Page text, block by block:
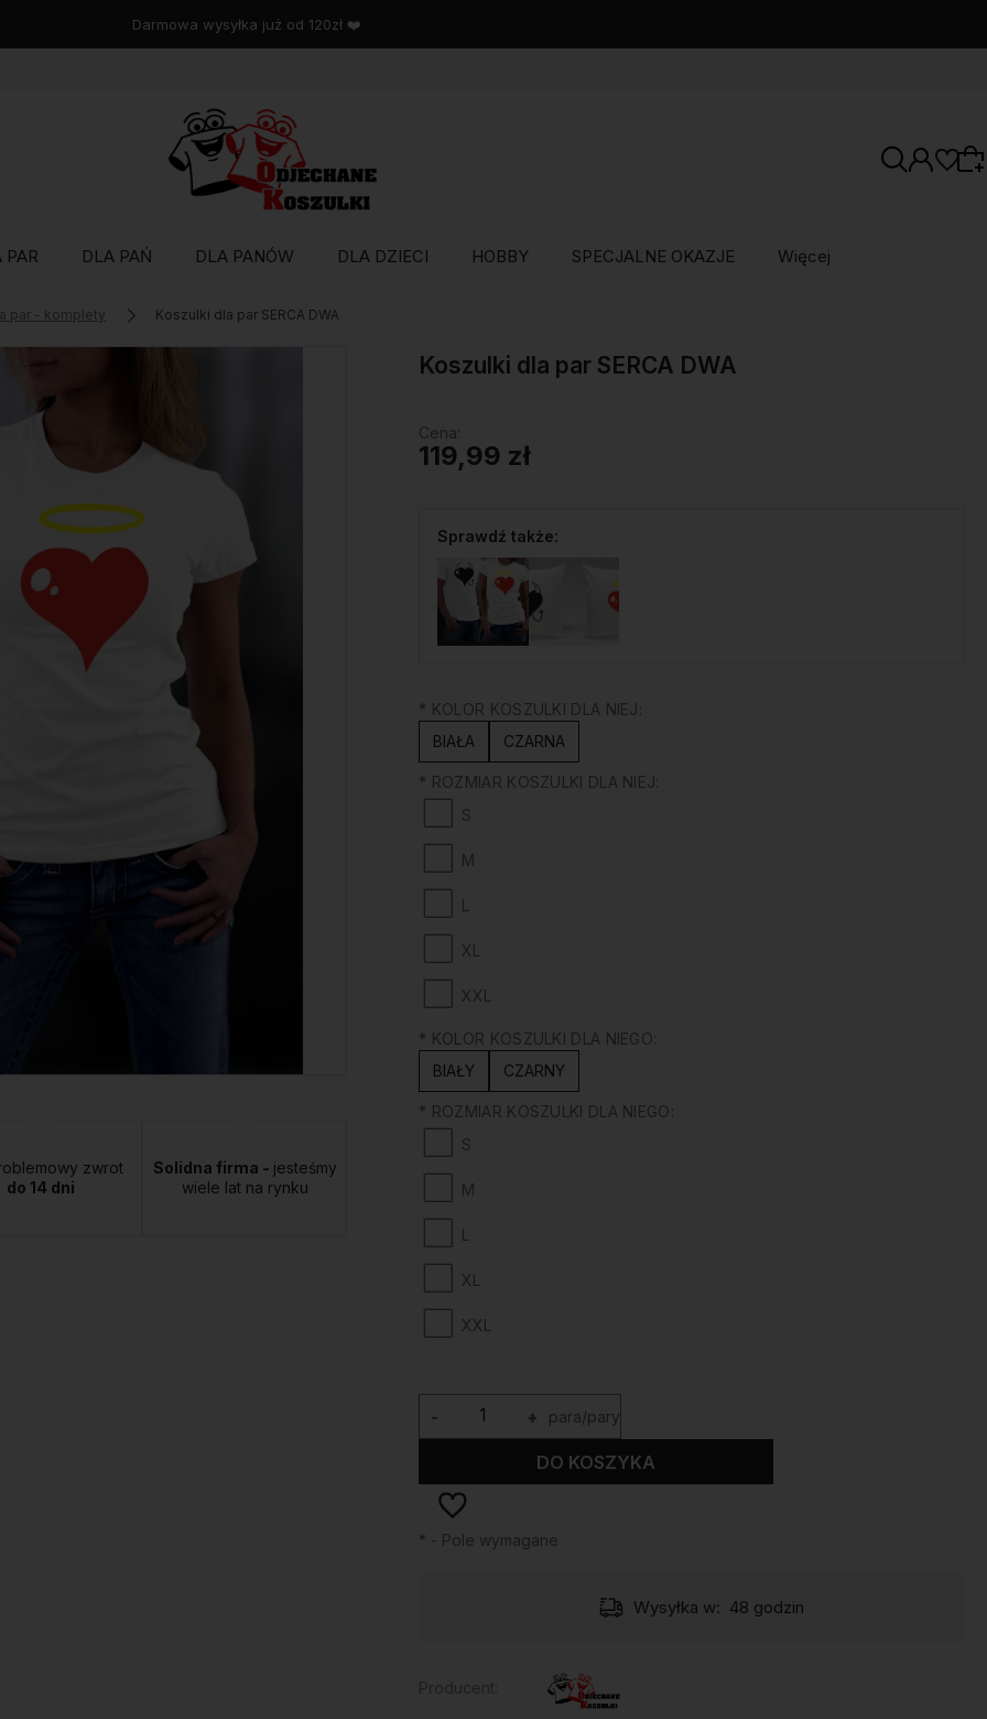
Wysyłka w 48 godzin
oferty lub zaloguj się, aby przywrócić dodane
produkty do listy z poprzedniej sesji.
PAR DLA PAŃ DLA PANÓW DLA DZIECI HOBBY SPECJALNE OKAZJE Więcej
par - komplety Koszulki dla par SERCA DWA
zwrot
do 14 dni
Solidna firma - jesteśmy
wiele lat na rynku
Koszulki dla par SERCA DWA
Cena:
119,99 zł
Sprawdź także:
* KOLOR KOSZULKI DLA NIEJ:
BIAŁA
CZARNA
* ROZMIAR KOSZULKI DLA NIEJ:
S
M
L
XL
XXL
* KOLOR KOSZULKI DLA NIEGO:
BIAŁY
CZARNY
* ROZMIAR KOSZULKI DLA NIEGO:
S
M
L
XL
XXL
+
- para/pary
DO KOSZYKA
* - Pole wymagane
Wysyłka w: 48 godzin